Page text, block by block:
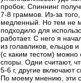
пробок. Спиннинг
7-8 граммов. Из-за
медленный. Но тем не
подходило для
работает. С него я
из голавликов, ельцов
(с каким тестом) можно
споры. Одни считают,
5-6 г, другие включают
По моему мнению, эти